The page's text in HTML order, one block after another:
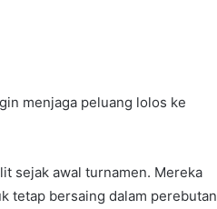
menjaga peluang lolos ke
sejak awal turnamen. Mereka
tetap bersaing dalam perebutan